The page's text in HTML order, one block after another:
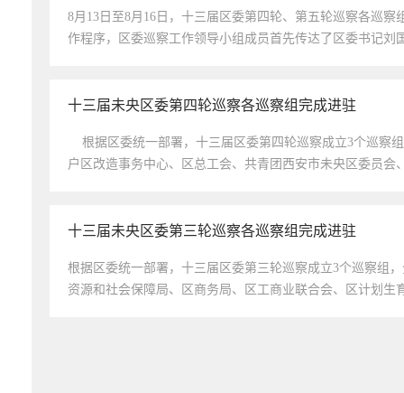
8月13日至8月16日，十三届区委第四轮、第五轮巡察各巡
作程序，区委巡察工作领导小组成员首先传达了区委书记
十三届未央区委第四轮巡察各巡察组完成进驻
根据区委统一部署，十三届区委第四轮巡察成立3个巡察
户区改造事务中心、区总工会、共青团西安市未央区委员
十三届未央区委第三轮巡察各巡察组完成进驻
根据区委统一部署，十三届区委第三轮巡察成立3个巡察组
资源和社会保障局、区商务局、区工商业联合会、区计划